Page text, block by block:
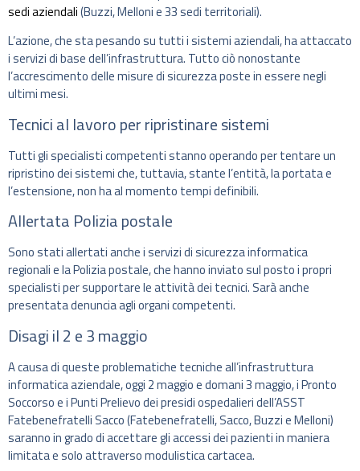
sedi aziendali(Buzzi, Melloni e 33 sedi territoriali).
L’azione, che sta pesando su tutti i sistemi aziendali, ha attaccato
i servizi di base dell’infrastruttura. Tutto ciò nonostante
l’accrescimento delle misure di sicurezza poste in essere negli
ultimi mesi.
Tecnici al lavoro per ripristinare sistemi
Tutti gli specialisti competenti stanno operando per tentare un
ripristino dei sistemi che, tuttavia, stante l’entità, la portata e
l’estensione, non ha al momento tempi definibili.
Allertata Polizia postale
Sono stati allertati anche i servizi di sicurezza informatica
regionali e la Polizia postale, che hanno inviato sul posto i propri
specialisti per supportare le attività dei tecnici. Sarà anche
presentata denuncia agli organi competenti.
Disagi il 2 e 3 maggio
A causa di queste problematiche tecniche all’infrastruttura
informatica aziendale, oggi 2 maggio e domani 3 maggio, i Pronto
Soccorso e i Punti Prelievo dei presidi ospedalieri dell’ASST
Fatebenefratelli Sacco (Fatebenefratelli, Sacco, Buzzi e Melloni)
saranno in grado di accettare gli accessi dei pazienti in maniera
limitata e solo attraverso modulistica cartacea.